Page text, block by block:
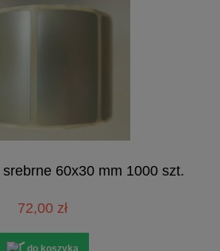
60x30 mm 1000 szt.
72,00 zł